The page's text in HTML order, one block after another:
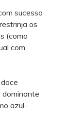
sucesso
os
(como
com
dominante
azul-